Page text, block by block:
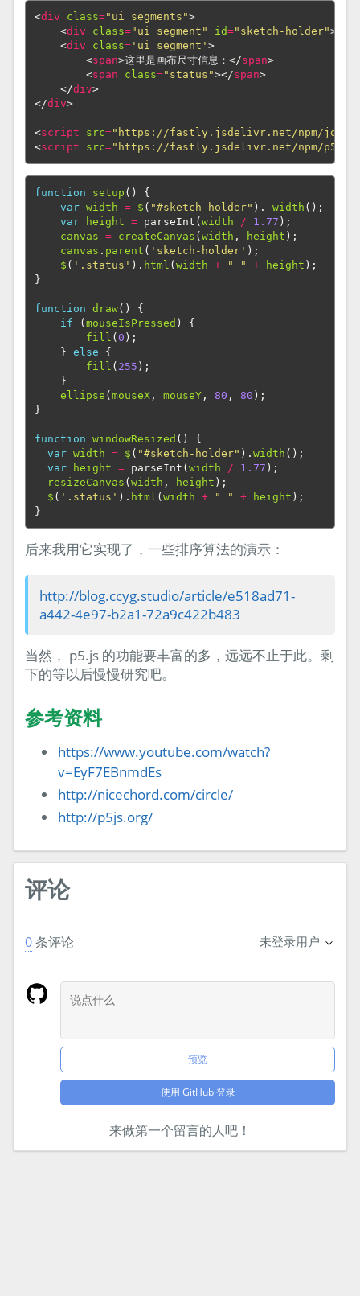
<div class="ui segments">
<div class="ui segment" id="sketch-holder"></
<div class= 'ui segment'>
<span>这里是画布尺寸信息：</span>
<span class="status"></span>
</div>
</div>
<script src="https://fastly.jsdelivr.net/npm/
<script src="https://fastly.jsdelivr.net/npm/
function setup ()
{
var width = $ ( "#sketch-holder" ). width ();
var
height = parseInt (width / 1.77 );
canvas
= createCanvas (width , height );
canvas . parent ( 'sketch-holder' );
$ ( '.status' ). html (width + " " + height );
}
function draw()
{
if
(mouseIsPressed )
{
fill (0 );
}
else
{
fill ( 255 );
}
ellipse (mouseX , mouseY , 80 , 80 );
}
function windowResized ()
{
var width = $ ( "#sketch-holder" ).width ();
var
height = parseInt (width / 1.77 );
resizeCanvas (width , height );
$ ( '.status' ). html (width + " " + height );
}
后来我用它实现了，一些排序算法的演示：
http://blog.ccyg.studio/article/e518ad71-
a442-4e97-b2a1-72a9c422b483
当然， p5.js 的功能要丰富的多，远远不止于此。剩
下的等以后慢慢研究吧。
参考资料
https://www.youtube.com/watch?
v=EyF7EBnmdEs
http://nicechord.com/circle/
http://p5js.org/
评论
0条评论 未登录用户
预览
使用 GitHub 登录
来做第一个留言的人吧！